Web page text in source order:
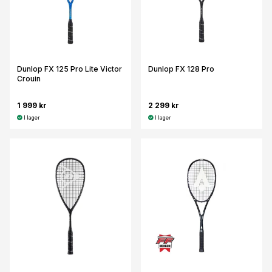
Dunlop FX 125 Pro Lite Victor
Crouin
1 999 kr
I lager
Dunlop FX 128 Pro
2 299 kr
I lager